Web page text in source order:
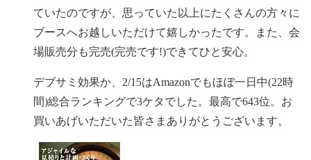
ていたのですが、思っていた以上にたくさんの方々に
ブースへお越しいただけて嬉しかったです。また、会
場販売分も完売(完売です!)できてひと安心。
デブサミ効果か、2/15はAmazonでもほぼ一日中(22時
間)総合ランキングで3ケタでした。最高で643位。お
買いあげいただいた皆さまありがとうございます。